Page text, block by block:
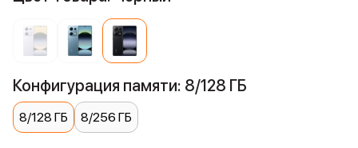
Конфигурация памяти: 8/128 ГБ
8/128 ГБ 8/256 ГБ